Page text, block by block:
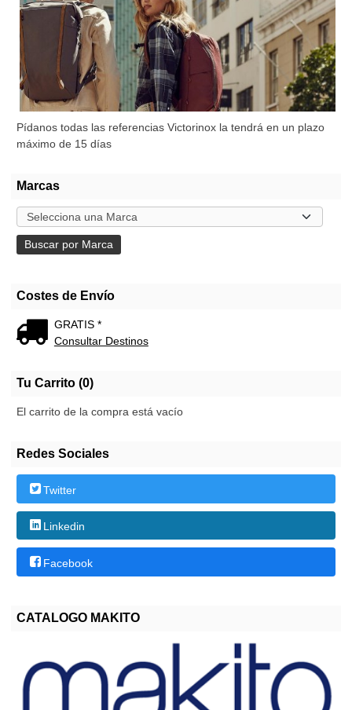
Pídanos todas las referencias Victorinox la tendrá en un plazo
máximo de 15 días
Marcas
Costes de Envío
GRATIS *
Consultar Destinos
Tu Carrito (0)
El carrito de la compra está vacío
Redes Sociales
Twitter
Linkedin
Facebook
CATALOGO MAKITO